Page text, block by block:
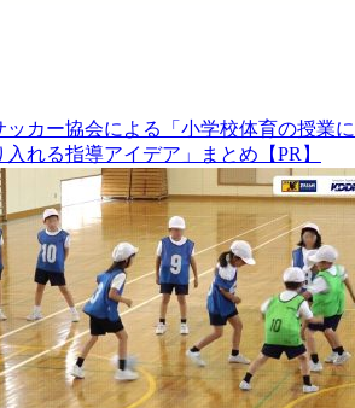
ッカー協会による「小学校体育の授業に
れる指導アイデア」まとめ【PR】